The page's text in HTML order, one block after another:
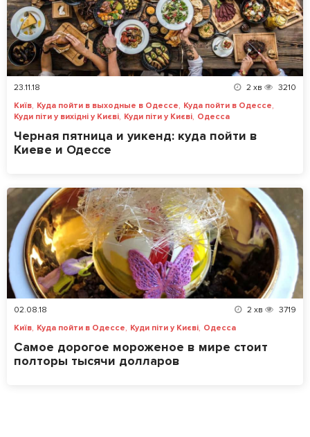
23.11.18 2 хв
3210
Київ, Куда пойти в выходные в Одессе, Куда пойти в Одессе,
Куди піти у вихідні у Києві, Куди піти у Києві, Одесса
Черная пятница и уикенд: куда пойти в
Киеве и Одессе
02.08.18 2 хв
3719
Київ, Куда пойти в Одессе, Куди піти у Києві, Одесса
Самое дорогое мороженое в мире стоит
полторы тысячи долларов